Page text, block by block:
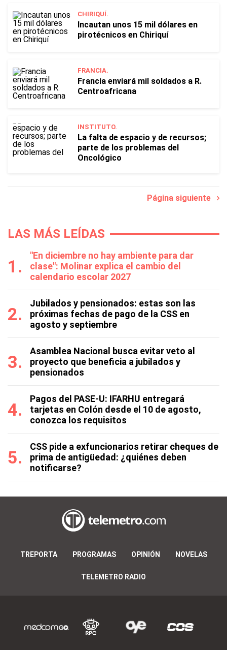
CHIRIQUÍ.
Incautan unos 15 mil dólares en
pirotécnicos en Chiriquí
FRANCIA.
Francia enviará mil soldados a R.
Centroafricana
INSTITUTO.
La falta de espacio y de recursos;
parte de los problemas del
Oncológico
Página siguiente
LAS MÁS LEÍDAS
"En diciembre no hay ambiente para dar
clase": Molinar explica el cambio del
calendario escolar 2027
Jubilados y pensionados: estas son las
próximas fechas de pago de la CSS en
agosto y septiembre
Asamblea Nacional busca evitar veto al
proyecto que beneficia a jubilados y
pensionados
Pagos del PASE-U: IFARHU entregará
tarjetas en Colón desde el 10 de agosto,
conozca los requisitos
CSS pide a exfuncionarios retirar cheques de
prima de antigüedad: ¿quiénes deben
notificarse?
TREPORTA PROGRAMAS OPINIÓN NOVELAS
TELEMETRO RADIO